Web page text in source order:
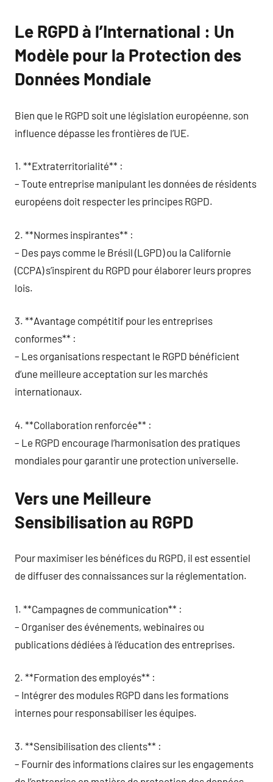
Le RGPD à l’International : Un
Modèle pour la Protection des
Données Mondiale
Bien que le RGPD soit une législation européenne, son
influence dépasse les frontières de l’UE.
1. **Extraterritorialité** :
– Toute entreprise manipulant les données de résidents
européens doit respecter les principes RGPD.
2. **Normes inspirantes** :
– Des pays comme le Brésil (LGPD) ou la Californie
(CCPA) s’inspirent du RGPD pour élaborer leurs propres
lois.
3. **Avantage compétitif pour les entreprises
conformes** :
– Les organisations respectant le RGPD bénéficient
d’une meilleure acceptation sur les marchés
internationaux.
4. **Collaboration renforcée** :
– Le RGPD encourage l’harmonisation des pratiques
mondiales pour garantir une protection universelle.
Vers une Meilleure
Sensibilisation au RGPD
Pour maximiser les bénéfices du RGPD, il est essentiel
de diffuser des connaissances sur la réglementation.
1. **Campagnes de communication** :
– Organiser des événements, webinaires ou
publications dédiées à l’éducation des entreprises.
2. **Formation des employés** :
– Intégrer des modules RGPD dans les formations
internes pour responsabiliser les équipes.
3. **Sensibilisation des clients** :
– Fournir des informations claires sur les engagements